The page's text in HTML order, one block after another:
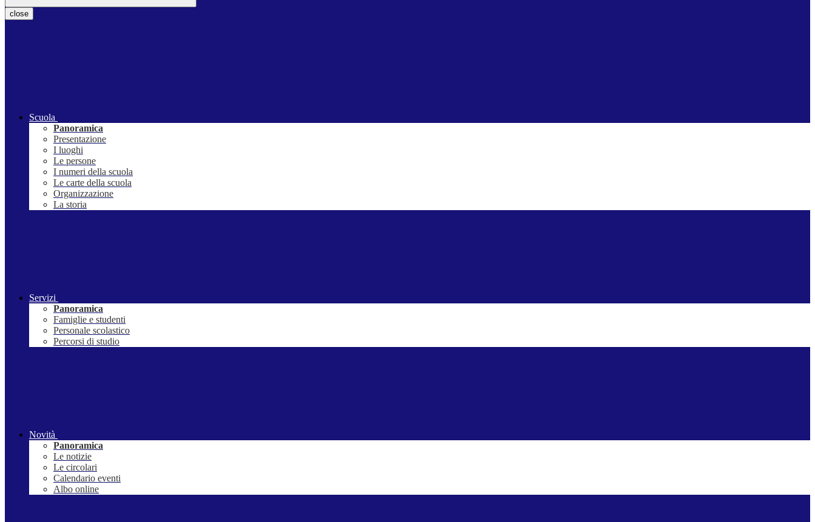
close
Scuola
Panoramica
Presentazione
I luoghi
Le persone
I numeri della scuola
Le carte della scuola
Organizzazione
La storia
Servizi
Panoramica
Famiglie e studenti
Personale scolastico
Percorsi di studio
Novità
Panoramica
Le notizie
Le circolari
Calendario eventi
Albo online